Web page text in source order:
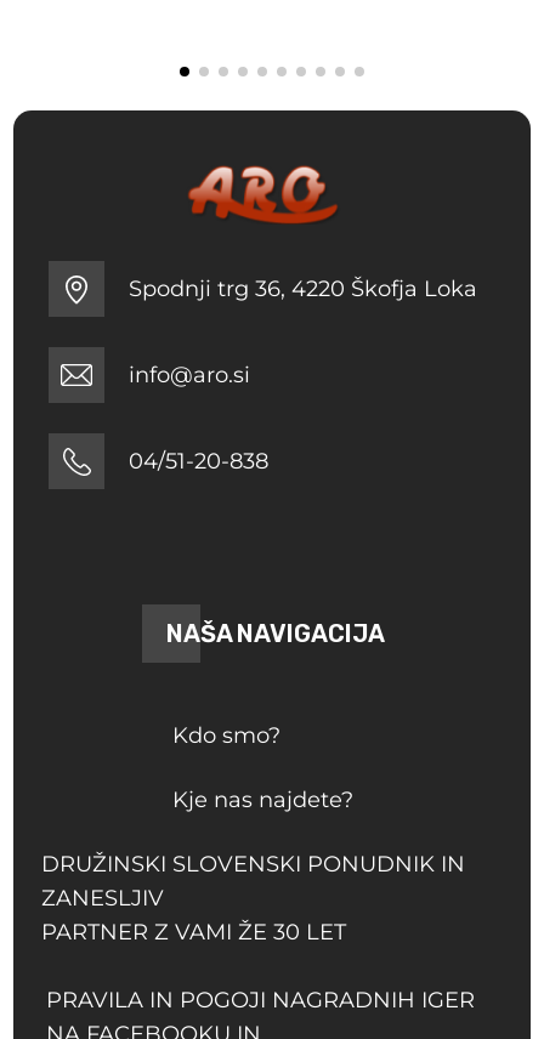
Spodnji trg 36, 4220 Škofja Loka
info@aro.si
04/51-20-838
NAŠA NAVIGACIJA
Kdo smo?
Kje nas najdete?
DRUŽINSKI SLOVENSKI PONUDNIK IN
ZANESLJIV
PARTNER Z VAMI ŽE 30 LET
PRAVILA IN POGOJI NAGRADNIH IGER